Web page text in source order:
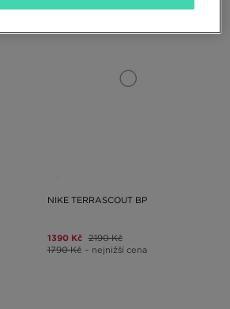
NIKE TERRASCOUT BP
1390 Kč 2190 Kč
1790 Kč – nejnižší cena